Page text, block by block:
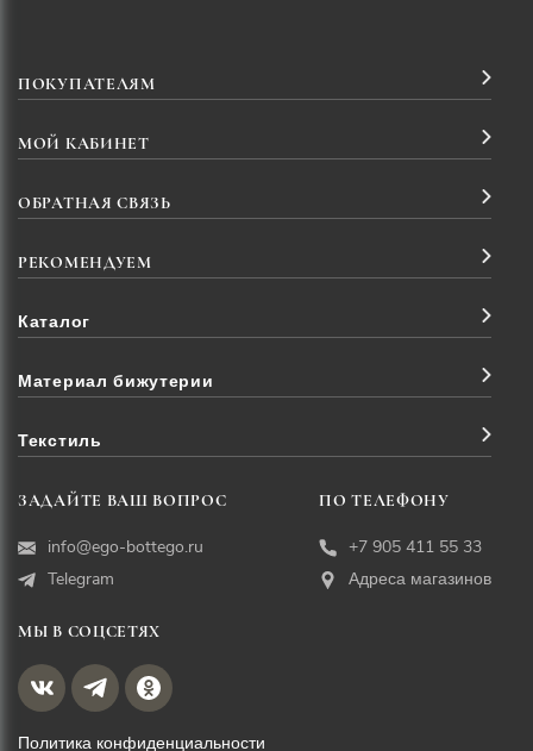
ПОКУПАТЕЛЯМ
МОЙ КАБИНЕТ
ОБРАТНАЯ СВЯЗЬ
РЕКОМЕНДУЕМ
Каталог
Материал бижутерии
Текстиль
ЗАДАЙТЕ ВАШ ВОПРОС
info@ego-bottego.ru
Telegram
ПО ТЕЛЕФОНУ
+7 905 411 55 33
Адреса магазинов
МЫ В СОЦСЕТЯХ
Политика конфиденциальности